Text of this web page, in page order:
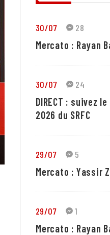
30/07 28
Mercato : Rayan
30/07 24
DIRECT : suivez
2026 du SRFC
29/07 5
Mercato : Yassir
29/07 1
Mercato : Rayan